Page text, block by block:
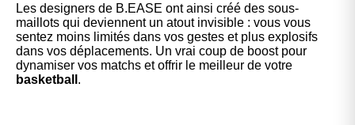
Les designers de B.EASE ont ainsi créé des sous-
maillots qui deviennent un atout invisible : vous vous
sentez moins limités dans vos gestes et plus explosifs
dans vos déplacements. Un vrai coup de boost pour
dynamiser vos matchs et offrir le meilleur de votre
basketball .